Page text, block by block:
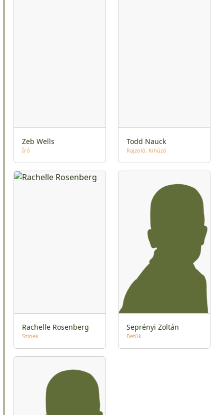
Zeb Wells
Író
Todd Nauck
Rajzoló Kihúzó
Rachelle Rosenberg
Színek
Seprényi Zoltán
Betűk